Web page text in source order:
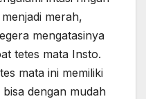
merah,
mengatasinya
tetes mata Insto.
mata ini memiliki
dengan mudah